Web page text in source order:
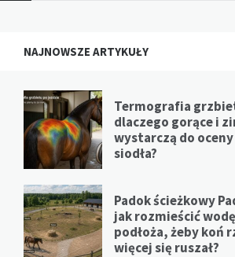
NAJNOWSZE ARTYKUŁY
Termografia
dlaczego gorące i
wystarczą do
siodła?
Padok ścieżkowy
jak rozmieścić
podłoża, żeby koń
więcej się ruszał?